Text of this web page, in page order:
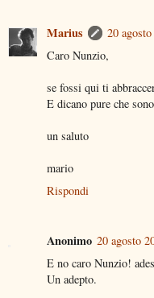
Marius
20
Caro Nunzio,
se fossi qui ti
E dicano pure che
un saluto
mario
Rispondi
Anonimo 20 agosto
E no caro Nunzio!
Un adepto.